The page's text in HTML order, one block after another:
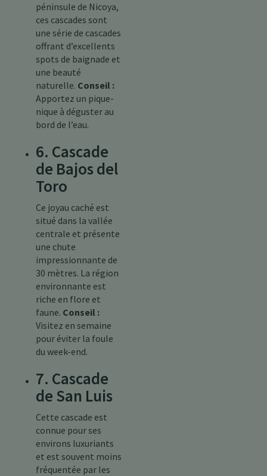
péninsule de Nicoya,
ces cascades sont
une série de cascades
offrant d’excellents
spots de baignade et
une beauté
naturelle. Conseil :
Apportez un pique-
nique à déguster au
bord de l’eau.
6. Cascade
de Bajos del
Toro
Ce joyau caché est
situé dans la vallée
centrale et présente
une chute
impressionnante de
30 mètres. La région
environnante est
riche en flore et
faune. Conseil :
Visitez en semaine
pour éviter la foule
du week-end.
7. Cascade
de San Luis
Cette cascade est
connue pour ses
environs luxuriants
et est souvent moins
fréquentée par les